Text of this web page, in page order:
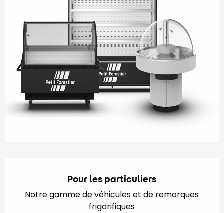
Pour les particuliers
Notre gamme de véhicules et de remorques
frigorifiques